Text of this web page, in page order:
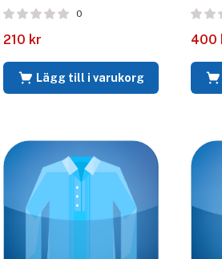
0
210 kr
Lägg till i varukorg
400